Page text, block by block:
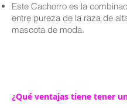
Este Cachorro es la
entre pureza de la raza de
mascota de moda.
¿Qué ventajas tiene tener